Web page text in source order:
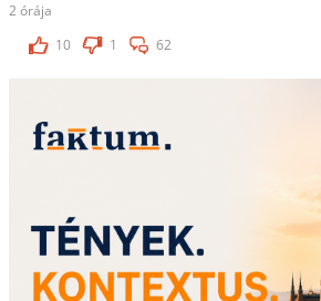
2 órája
10
1 62